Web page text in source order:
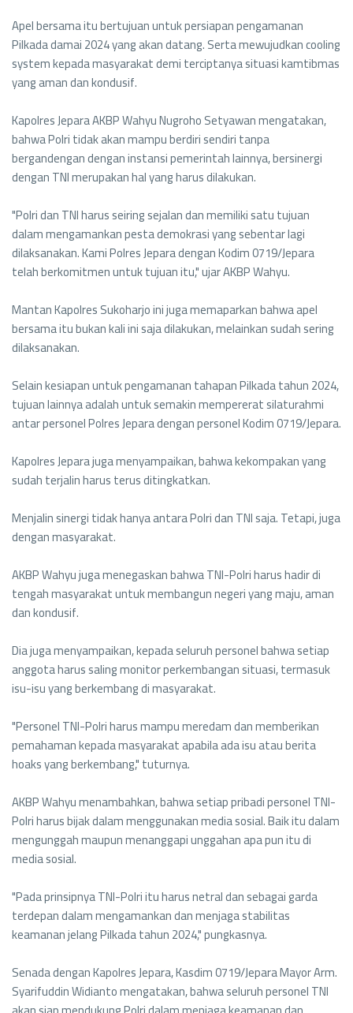
Apel bersama itu bertujuan untuk persiapan pengamanan
Pilkada damai 2024 yang akan datang. Serta mewujudkan cooling
system kepada masyarakat demi terciptanya situasi kamtibmas
yang aman dan kondusif.
Kapolres Jepara AKBP Wahyu Nugroho Setyawan mengatakan,
bahwa Polri tidak akan mampu berdiri sendiri tanpa
bergandengan dengan instansi pemerintah lainnya, bersinergi
dengan TNI merupakan hal yang harus dilakukan.
"Polri dan TNI harus seiring sejalan dan memiliki satu tujuan
dalam mengamankan pesta demokrasi yang sebentar lagi
dilaksanakan. Kami Polres Jepara dengan Kodim 0719/Jepara
telah berkomitmen untuk tujuan itu," ujar AKBP Wahyu.
Mantan Kapolres Sukoharjo ini juga memaparkan bahwa apel
bersama itu bukan kali ini saja dilakukan, melainkan sudah sering
dilaksanakan.
Selain kesiapan untuk pengamanan tahapan Pilkada tahun 2024,
tujuan lainnya adalah untuk semakin mempererat silaturahmi
antar personel Polres Jepara dengan personel Kodim 0719/Jepara.
Kapolres Jepara juga menyampaikan, bahwa kekompakan yang
sudah terjalin harus terus ditingkatkan.
Menjalin sinergi tidak hanya antara Polri dan TNI saja. Tetapi, juga
dengan masyarakat.
AKBP Wahyu juga menegaskan bahwa TNI-Polri harus hadir di
tengah masyarakat untuk membangun negeri yang maju, aman
dan kondusif.
Dia juga menyampaikan, kepada seluruh personel bahwa setiap
anggota harus saling monitor perkembangan situasi, termasuk
isu-isu yang berkembang di masyarakat.
"Personel TNI-Polri harus mampu meredam dan memberikan
pemahaman kepada masyarakat apabila ada isu atau berita
hoaks yang berkembang," tuturnya.
AKBP Wahyu menambahkan, bahwa setiap pribadi personel TNI-
Polri harus bijak dalam menggunakan media sosial. Baik itu dalam
mengunggah maupun menanggapi unggahan apa pun itu di
media sosial.
"Pada prinsipnya TNI-Polri itu harus netral dan sebagai garda
terdepan dalam mengamankan dan menjaga stabilitas
keamanan jelang Pilkada tahun 2024," pungkasnya.
Senada dengan Kapolres Jepara, Kasdim 0719/Jepara Mayor Arm.
Syarifuddin Widianto mengatakan, bahwa seluruh personel TNI